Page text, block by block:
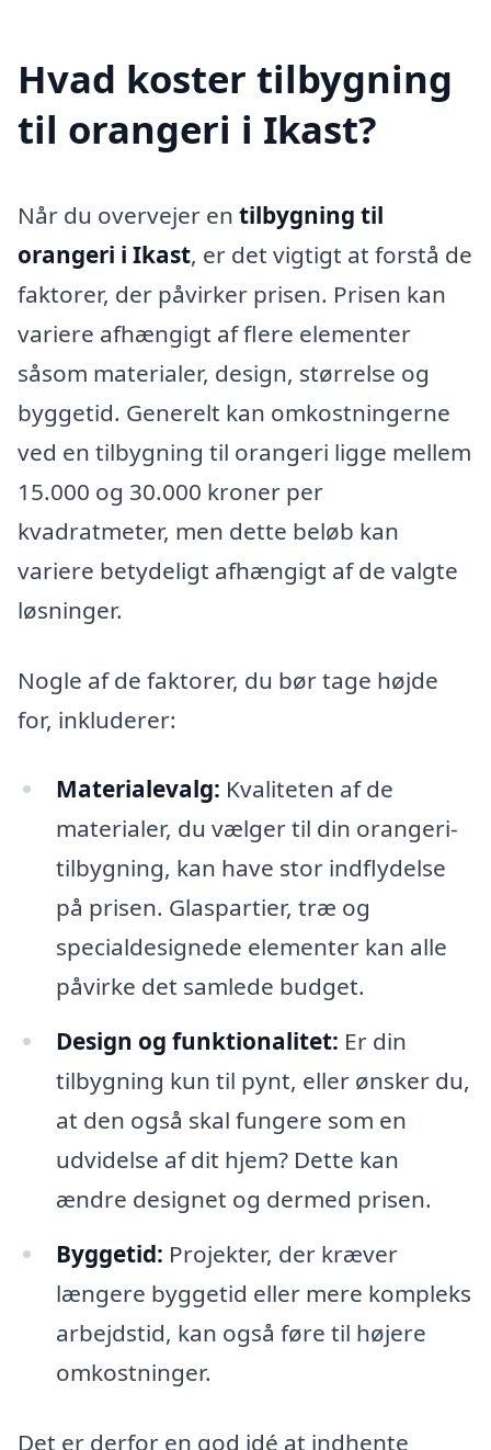
Hvad koster tilbygning
til orangeri i Ikast?
Når du overvejer en tilbygning til
orangeri i Ikast, er det vigtigt at forstå de
faktorer, der påvirker prisen. Prisen kan
variere afhængigt af flere elementer
såsom materialer, design, størrelse og
byggetid. Generelt kan omkostningerne
ved en tilbygning til orangeri ligge mellem
15.000 og 30.000 kroner per
kvadratmeter, men dette beløb kan
variere betydeligt afhængigt af de valgte
løsninger.
Nogle af de faktorer, du bør tage højde
for, inkluderer:
Materialevalg: Kvaliteten af de
materialer, du vælger til din orangeri-
tilbygning, kan have stor indflydelse
på prisen. Glaspartier, træ og
specialdesignede elementer kan alle
påvirke det samlede budget.
Design og funktionalitet: Er din
tilbygning kun til pynt, eller ønsker du,
at den også skal fungere som en
udvidelse af dit hjem? Dette kan
ændre designet og dermed prisen.
Byggetid: Projekter, der kræver
længere byggetid eller mere kompleks
arbejdstid, kan også føre til højere
omkostninger.
Det er derfor en god idé at indhente